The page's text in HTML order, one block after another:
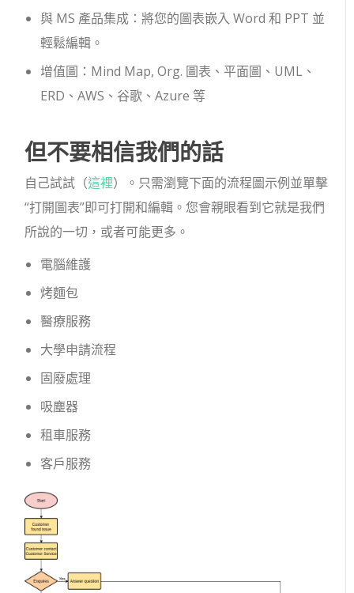
與 MS 產品集成：將您的圖表嵌入 Word 和 PPT 並
輕鬆編輯。
增值圖：Mind Map, Org. 圖表、平面圖、UML、
ERD、AWS、谷歌、Azure 等
但不要相信我們的話
自己試試（這裡）。只需瀏覽下面的流程圖示例並單擊
“打開圖表”即可打開和編輯。您會親眼看到它就是我們
所說的一切，或者可能更多。
電腦維護
烤麵包
醫療服務
大學申請流程
固廢處理
吸塵器
租車服務
客戶服務